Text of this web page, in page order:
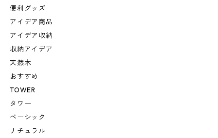
便利グッズ
アイデア商品
アイデア収納
収納アイデア
天然木
おすすめ
TOWER
タワー
ベーシック
ナチュラル